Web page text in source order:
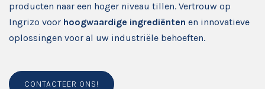
producten naar een hoger niveau tillen. Vertrouw op
Ingrizo voor hoogwaardige ingrediënten en innovatieve
oplossingen voor al uw industriële behoeften.
CONTACTEER ONS!